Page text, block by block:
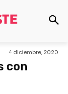
4 diciembre, 2020
con